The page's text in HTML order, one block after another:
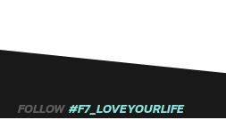
FOLLOW #F7_LOVEYOURLIFE